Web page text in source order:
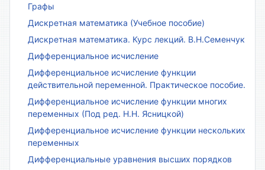
Графы
Дискретная математика (Учебное пособие)
Дискретная математика. Курс лекций. В.Н.Семенчук
Дифференциальное исчисление
Дифференциальное исчисление функции
действительной переменной. Практическое пособие.
Дифференциальное исчисление функции многих
переменных (Под ред. Н.Н. Ясницкой)
Дифференциальное исчисление функции нескольких
переменных
Дифференциальные уравнения высших порядков